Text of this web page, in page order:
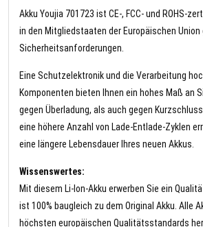
Akku Youjia 701723 ist CE-, FCC- und ROHS-
in den Mitgliedstaaten der Europäischen Union
Sicherheitsanforderungen.
Eine Schutzelektronik und die Verarbeitung
Komponenten bieten Ihnen ein hohes Maß an
gegen Überladung, als auch gegen
eine höhere Anzahl von Lade-Entlade-Zyklen
eine längere Lebensdauer Ihres neuen Akkus.
Wissenswertes:
Mit diesem Li-Ion-Akku erwerben Sie ein
ist 100% baugleich zu dem Original Akku. Alle
höchsten europäischen Qualitätsstandards